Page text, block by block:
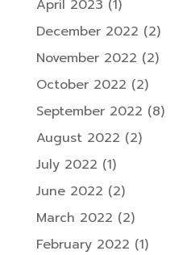
April 2023 (1)
December 2022 (2)
November 2022 (2)
October 2022 (2)
September 2022 (8)
August 2022 (2)
July 2022 (1)
June 2022 (2)
March 2022 (2)
February 2022 (1)